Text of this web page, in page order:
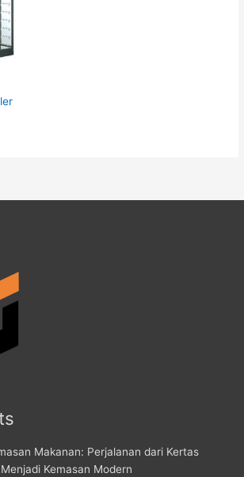
Makanan: Perjalanan dari Kertas
Kemasan Modern